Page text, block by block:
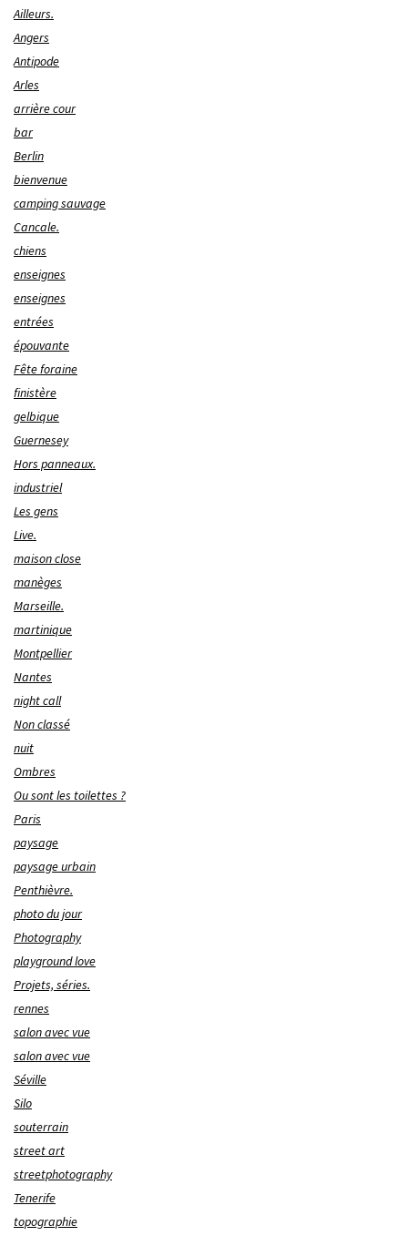
Ailleurs.
Angers
Antipode
Arles
arrière cour
bar
Berlin
bienvenue
camping sauvage
Cancale.
chiens
enseignes
enseignes
entrées
épouvante
Fête foraine
finistère
gelbique
Guernesey
Hors panneaux.
industriel
Les gens
Live.
maison close
manèges
Marseille.
martinique
Montpellier
Nantes
night call
Non classé
nuit
Ombres
Ou sont les toilettes ?
Paris
paysage
paysage urbain
Penthièvre.
photo du jour
Photography
playground love
Projets, séries.
rennes
salon avec vue
salon avec vue
Séville
Silo
souterrain
street art
streetphotography
Tenerife
topographie